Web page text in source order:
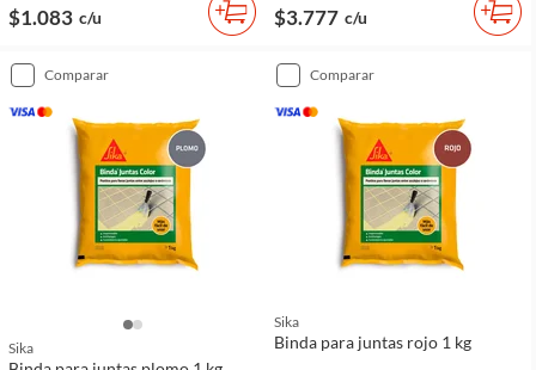
$1.083 c/u $3.777 c/u
comparar
Sika
comparar
Sika
Binda para juntas rojo 1 kg